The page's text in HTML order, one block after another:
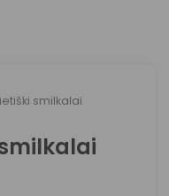
smilkalai